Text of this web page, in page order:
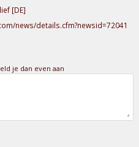
[DE]
news/details.cfm?newsid=72041
je dan even aan